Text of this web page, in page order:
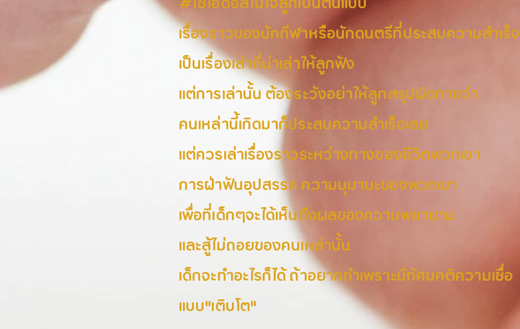
เรื่องราวของนักกีฬาหรือนักดนตรีที่ประสบความสำเร็จ
เป็นเรื่องเล่าที่น่าเล่าให้ลูกฟัง
แต่การเล่านั้น ต้องระวังอย่าให้ลูกสรุปผิดทางว่า
คนเหล่านี้เกิดมาก็ประสบความสำเร็จเลย
แต่ควรเล่าเรื่องราวระหว่างทางของชีวิตพวกเขา
การฝ่าฟันอุปสรรค ความมุมานะของพวกเขา
เพื่อที่เด็กๆจะได้เห็นถึงผลของความพยายาม
และสู้ไม่ถอยของคนเหล่านั้น
เด็กจะทำอะไรก็ได้ ถ้าอยากทำเพราะมีทัศนคติความเชื่อ
แบบ"เติบโต"